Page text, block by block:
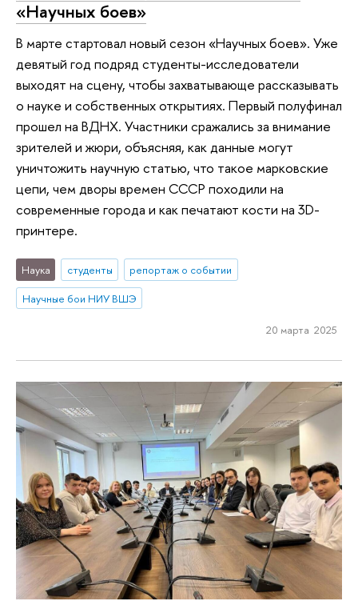
«Научных боев»
В марте стартовал новый сезон «Научных боев». Уже
девятый год подряд студенты-исследователи
выходят на сцену, чтобы захватывающе рассказывать
о науке и собственных открытиях. Первый полуфинал
прошел на ВДНХ. Участники сражались за внимание
зрителей и жюри, объясняя, как данные могут
уничтожить научную статью, что такое марковские
цепи, чем дворы времен СССР походили на
современные города и как печатают кости на 3D-
принтере.
Наука студенты
репортаж о событии
Научные бои НИУ ВШЭ
20 марта 2025